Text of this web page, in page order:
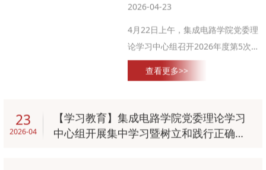
2026-04-23
4月22日上午，集成电路学院党委理
论学习中心组召开2026年度第5次集
中学习暨树立和践行正确政绩观学习
教育专题学习会。学院党委书记张红
系部中心主任列席。会议采取“个人
自学+集中学习+交流研讨”相结合的
查看更多>>
23
2026-04
【学习教育】集成电路学院党委理论学习
中心组开展集中学习暨树立和践行正确政